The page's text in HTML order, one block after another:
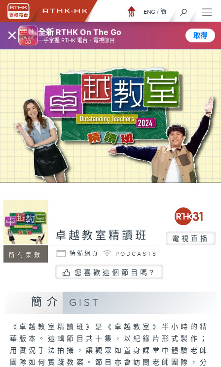
× 全新 RTHK On The Go
一手掌握 RTHK 電台、電視節目
取得
ENG / 簡
所有集數
卓越教室精讀班 電視直播
特備網頁 PODCASTS
您喜歡這個節目嗎?
簡介 GIST
《卓越教室精讀班》是《卓越教室》半小時的精
華版本。這輯節目共十集，以紀錄片形式製作；
用實況手法拍攝，讓觀眾如置身課堂中體驗老師
團隊如何實踐教案。節目亦會訪問老師團隊，分